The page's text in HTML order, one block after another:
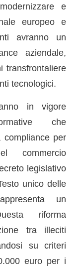
e
europeo e
avranno un
aziendale,
transfrontaliere
tecnologici.
in vigore
che
compliance per
commercio
legislativo
unico delle
un
riforma
tra illeciti
su criteri
euro per i